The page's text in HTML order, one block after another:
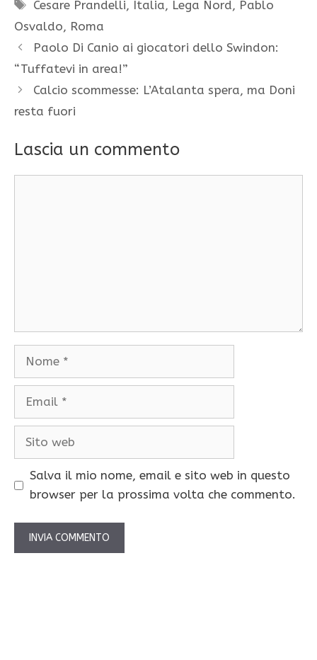
Cesare Prandelli, Italia, Lega Nord, Pablo
Osvaldo, Roma
Paolo Di Canio ai giocatori dello Swindon:
“Tuffatevi in area!”
Calcio scommesse: L’Atalanta spera, ma Doni
resta fuori
Lascia un commento
Nome
Email
Sito
Salva il mio nome, email e sito web in questo
browser per la prossima volta che commento.